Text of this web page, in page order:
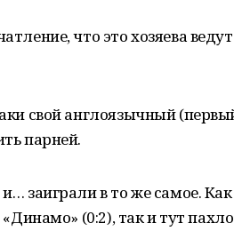
что это хозяева ведут
свой англоязычный
парней.
заиграли в то же самое.
(0:2), так и тут